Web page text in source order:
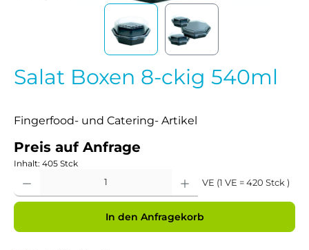
Salat Boxen 8-ckig 540ml
Fingerfood- und Catering- Artikel
Preis auf Anfrage
Inhalt: 405 Stck
VE (1 VE = 420 Stck )
In den Anfragekorb